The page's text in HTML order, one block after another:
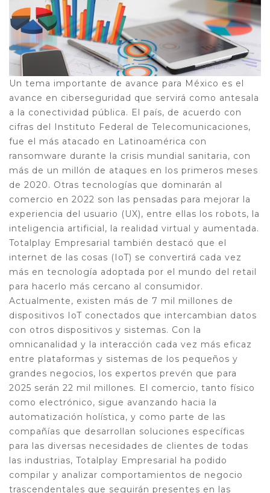
Un tema importante de avance para México es el
avance en ciberseguridad que servirá como antesala
a la conectividad pública. El país, de acuerdo con
cifras del Instituto Federal de Telecomunicaciones,
fue el más atacado en Latinoamérica con
ransomware durante la crisis mundial sanitaria, con
más de un millón de ataques en los primeros meses
de 2020. Otras tecnologías que dominarán al
comercio en 2022 son las pensadas para mejorar la
experiencia del usuario (UX), entre ellas los robots, la
inteligencia artificial, la realidad virtual y aumentada.
Totalplay Empresarial también destacó que el
internet de las cosas (IoT) se convertirá cada vez
más en tecnología adoptada por el mundo del retail
para hacerlo más cercano al consumidor.
Actualmente, existen más de 7 mil millones de
dispositivos IoT conectados que intercambian datos
con otros dispositivos y sistemas. Con la
omnicanalidad y la interacción cada vez más eficaz
entre plataformas y sistemas de los pequeños y
grandes negocios, los expertos prevén que para
2025 serán 22 mil millones. El comercio, tanto físico
como electrónico, sigue avanzando hacia la
automatización holística, y como parte de las
compañías que desarrollan soluciones específicas
para las diversas necesidades de clientes de todas
las industrias, Totalplay Empresarial ha podido
compilar y analizar comportamientos de negocio
trascendentales que seguirán presentes en las